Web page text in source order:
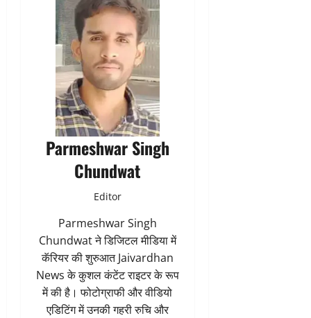
Parmeshwar Singh
Chundwat
Editor
Parmeshwar Singh
Chundwat ने डिजिटल मीडिया में
कॅरियर की शुरुआत Jaivardhan
News के कुशल कंटेंट राइटर के रूप
में की है। फोटोग्राफी और वीडियो
एडिटिंग में उनकी गहरी रुचि और